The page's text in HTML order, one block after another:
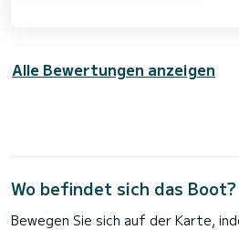
Alle Bewertungen anzeigen
Wo befindet sich das Boot?
Bewegen Sie sich auf der Karte,